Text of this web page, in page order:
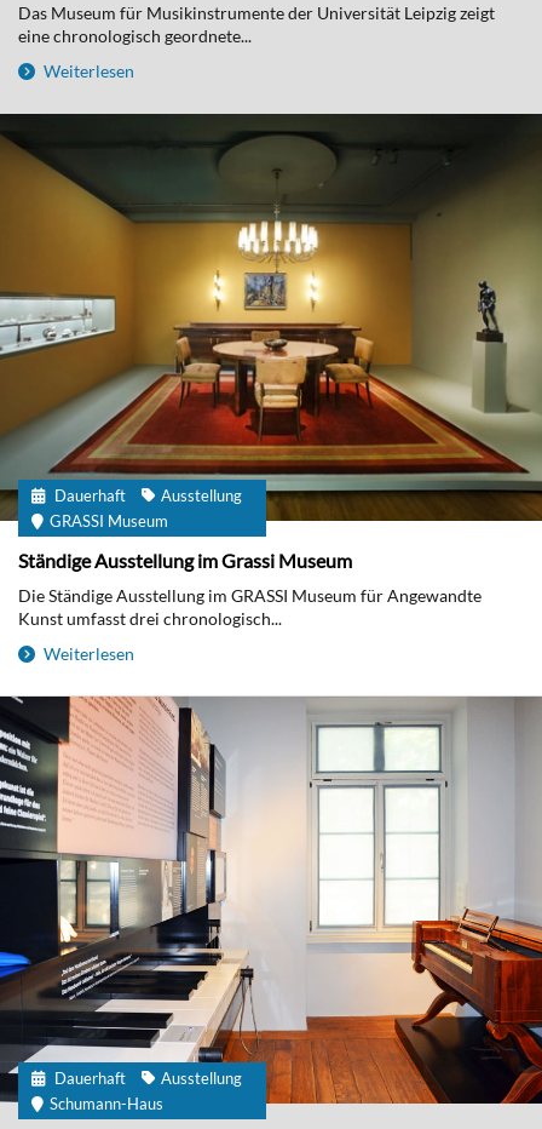
Das Museum für Musikinstrumente der Universität Leipzig zeigt
eine chronologisch geordnete...
Weiterlesen
Dauerhaft
Ausstellung
GRASSI Museum
Ständige Ausstellung im Grassi Museum
Die Ständige Ausstellung im GRASSI Museum für Angewandte
Kunst umfasst drei chronologisch...
Weiterlesen
Dauerhaft
Ausstellung
Schumann-Haus